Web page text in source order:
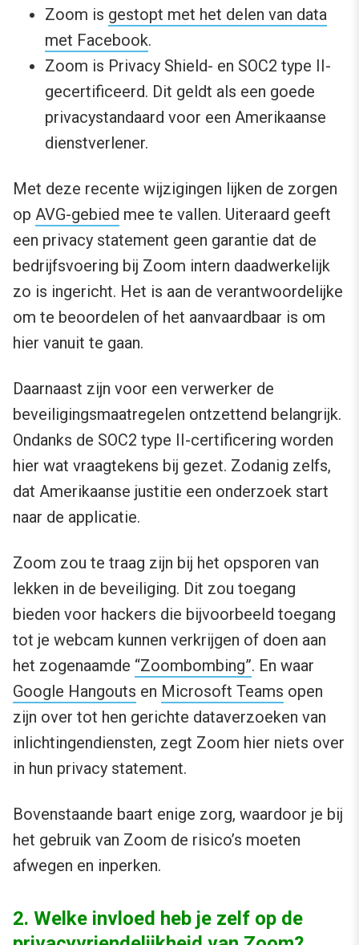
Zoom is gestopt met het delen van data
met Facebook.
Zoom is Privacy Shield- en SOC2 type II-
gecertificeerd. Dit geldt als een goede
privacystandaard voor een Amerikaanse
dienstverlener.
Met deze recente wijzigingen lijken de zorgen
op AVG-gebied mee te vallen. Uiteraard geeft
een privacy statement geen garantie dat de
bedrijfsvoering bij Zoom intern daadwerkelijk
zo is ingericht. Het is aan de verantwoordelijke
om te beoordelen of het aanvaardbaar is om
hier vanuit te gaan.
Daarnaast zijn voor een verwerker de
beveiligingsmaatregelen ontzettend belangrijk.
Ondanks de SOC2 type II-certificering worden
hier wat vraagtekens bij gezet. Zodanig zelfs,
dat Amerikaanse justitie een onderzoek start
naar de applicatie.
Zoom zou te traag zijn bij het opsporen van
lekken in de beveiliging. Dit zou toegang
bieden voor hackers die bijvoorbeeld toegang
tot je webcam kunnen verkrijgen of doen aan
het zogenaamde “Zoombombing”. En waar
Google Hangouts en Microsoft Teams open
zijn over tot hen gerichte dataverzoeken van
inlichtingendiensten, zegt Zoom hier niets over
in hun privacy statement.
Bovenstaande baart enige zorg, waardoor je bij
het gebruik van Zoom de risico’s moeten
afwegen en inperken.
2. Welke invloed heb je zelf op de